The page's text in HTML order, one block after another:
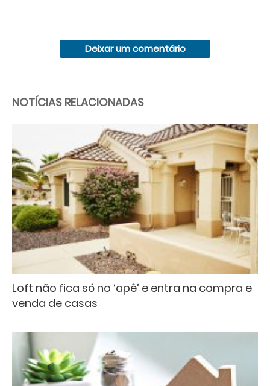
Deixar um comentário
NOTÍCIAS RELACIONADAS
Loft não fica só no ‘apê’ e entra na compra e
venda de casas